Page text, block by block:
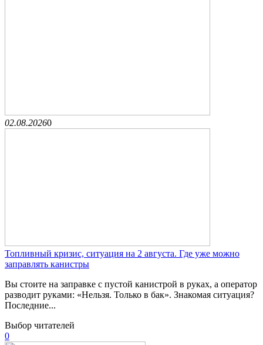
02.08.20260
Топливный кризис, ситуация на 2 августа. Где уже можно
заправлять канистры
Вы стоите на заправке с пустой канистрой в руках, а оператор
разводит руками: «Нельзя. Только в бак». Знакомая ситуация?
Последние...
Выбор читателей
0